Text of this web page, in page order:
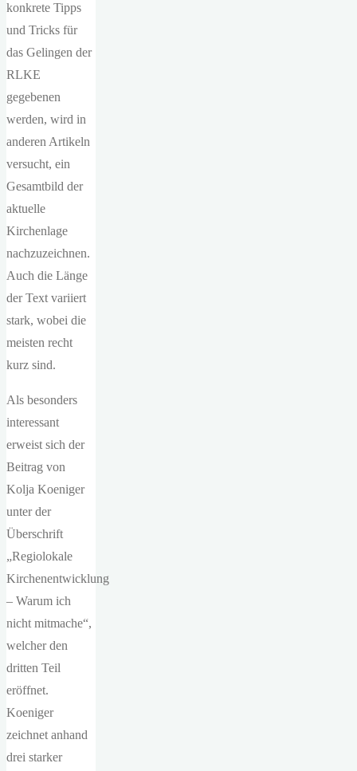
konkrete Tipps
und Tricks für
das Gelingen der
RLKE
gegebenen
werden, wird in
anderen Artikeln
versucht, ein
Gesamtbild der
aktuelle
Kirchenlage
nachzuzeichnen.
Auch die Länge
der Text variiert
stark, wobei die
meisten recht
kurz sind.
Als besonders
interessant
erweist sich der
Beitrag von
Kolja Koeniger
unter der
Überschrift
„Regiolokale
Kirchenentwicklung
– Warum ich
nicht mitmache“,
welcher den
dritten Teil
eröffnet.
Koeniger
zeichnet anhand
drei starker